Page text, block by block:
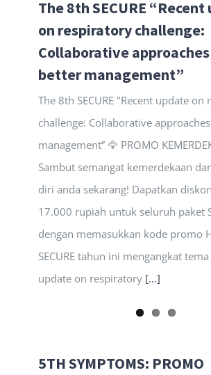
The 8th SECURE
on respiratory challenge:
Collaborative
better management”
The 8th SECURE "Recent update
challenge: Collaborative
management” 🦅 PROMO
Sambut semangat kemerdekaan
diri anda sekarang! Dapatkan
17.000 rupiah untuk seluruh paket
dengan memasukkan kode promo
SECURE tahun ini mengangkat
update on respiratory [...]
5TH SYMPTOMS: PROMO